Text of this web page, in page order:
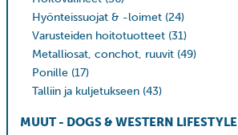
Hyönteissuojat & -loimet (24)
Varusteiden hoitotuotteet (31)
Metalliosat, conchot, ruuvit (49)
Ponille (17)
Talliin ja kuljetukseen (43)
MUUT - DOGS & WESTERN LIFESTYLE